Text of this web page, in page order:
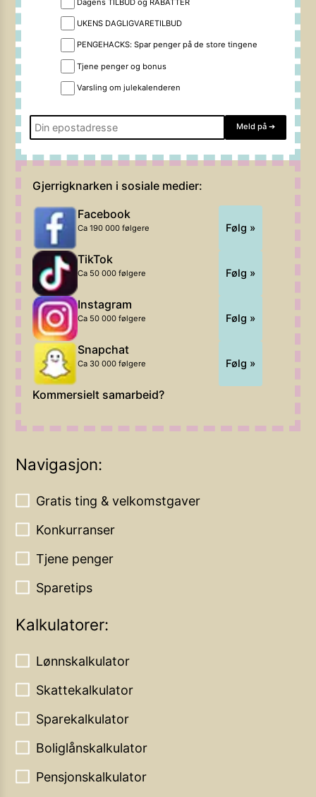
UKENS DAGLIGVARETILBUD
PENGEHACKS: Spar penger på de store tingene
Tjene penger og bonus
Varsling om julekalenderen
Meld på ➔
Gjerrigknarken i sosiale medier:
Facebook
Ca 190 000 følgere Følg »
TikTok
Ca 50 000 følgere Følg »
Instagram
Ca 50 000 følgere Følg »
Snapchat
Ca 30 000 følgere Følg »
Kommersielt samarbeid?
Navigasjon:
Gratis ting & velkomstgaver
Konkurranser
Tjene penger
Sparetips
Kalkulatorer:
Lønnskalkulator
Skattekalkulator
Sparekalkulator
Boliglånskalkulator
Pensjonskalkulator